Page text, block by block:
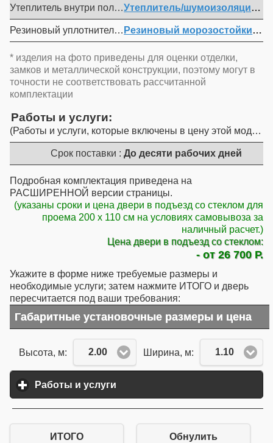
Утеплитель внутри полотна :Утеплитель/шумоизоляция
Резиновый уплотнитель :Резиновый морозостойкий
* изделия на фото приведены для оценки отделки,
замков и металлической конструкции, поэтому могут в
точности не соответствовать рассчитанной
комплектации
Работы и услуги
Работы и услуги, которые включены в цену этой модели
Срок поставки :До десяти рабочих дней
Подробная комплектация приведена на
РАСШИРЕННОЙ версии страницы.
(указаны сроки и цена двери в подъезд со стеклом для
проема 200 x 110 см на условиях самовывоза за
наличный расчет.)
Цена двери в подъезд со стеклом:
- от 26 700 Р.
Укажите в форме ниже требуемые размеры и
необходимые услуги; затем нажмите ИТОГО и дверь
пересчитается под ваши требования:
Габаритные установочные размеры и цена
Высота, м: 2.00 Ширина, м: 1.10
Работы и услуги
ИТОГО Обнулить